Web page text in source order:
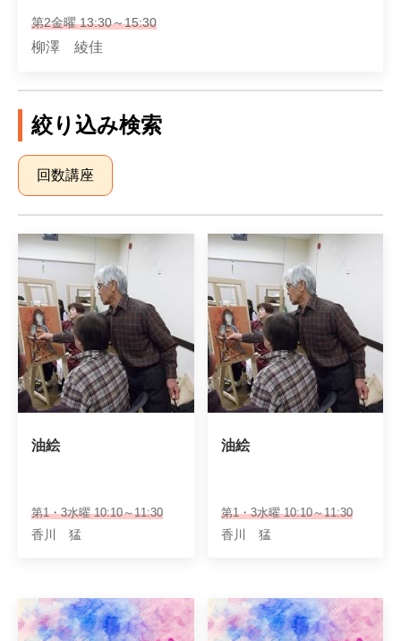
第2金曜 13:30～15:30
柳澤 綾佳
絞り込み検索
回数講座
油絵
第1・3水曜 10:10～11:30
香川 猛
油絵
第1・3水曜 10:10～11:30
香川 猛